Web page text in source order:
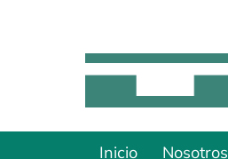
Inicio Nosotros